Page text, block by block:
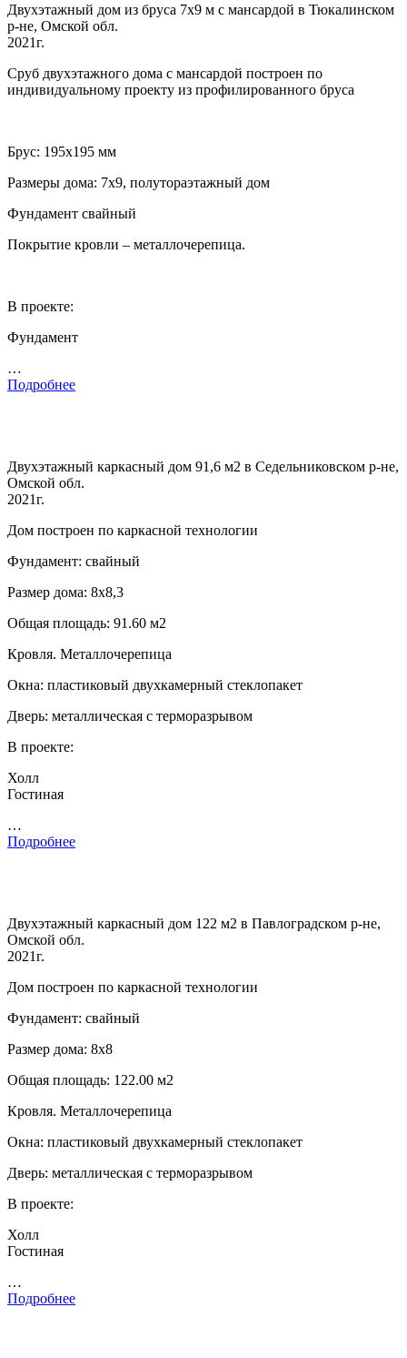
Двухэтажный дом из бруса 7х9 м с мансардой в Тюкалинском
р-не, Омской обл.
2021г.
Сруб двухэтажного дома с мансардой построен по
индивидуальному проекту из профилированного бруса
Брус: 195х195 мм
Размеры дома: 7х9, полутораэтажный дом
Фундамент свайный
Покрытие кровли – металлочерепица.
В проекте:
Фундамент
…
Подробнее
Двухэтажный каркасный дом 91,6 м2 в Седельниковском р-не,
Омской обл.
2021г.
Дом построен по каркасной технологии
Фундамент: свайный
Размер дома: 8х8,3
Общая площадь: 91.60 м2
Кровля. Металлочерепица
Окна: пластиковый двухкамерный стеклопакет
Дверь: металлическая с терморазрывом
В проекте:
Холл
Гостиная
…
Подробнее
Двухэтажный каркасный дом 122 м2 в Павлоградском р-не,
Омской обл.
2021г.
Дом построен по каркасной технологии
Фундамент: свайный
Размер дома: 8х8
Общая площадь: 122.00 м2
Кровля. Металлочерепица
Окна: пластиковый двухкамерный стеклопакет
Дверь: металлическая с терморазрывом
В проекте:
Холл
Гостиная
…
Подробнее